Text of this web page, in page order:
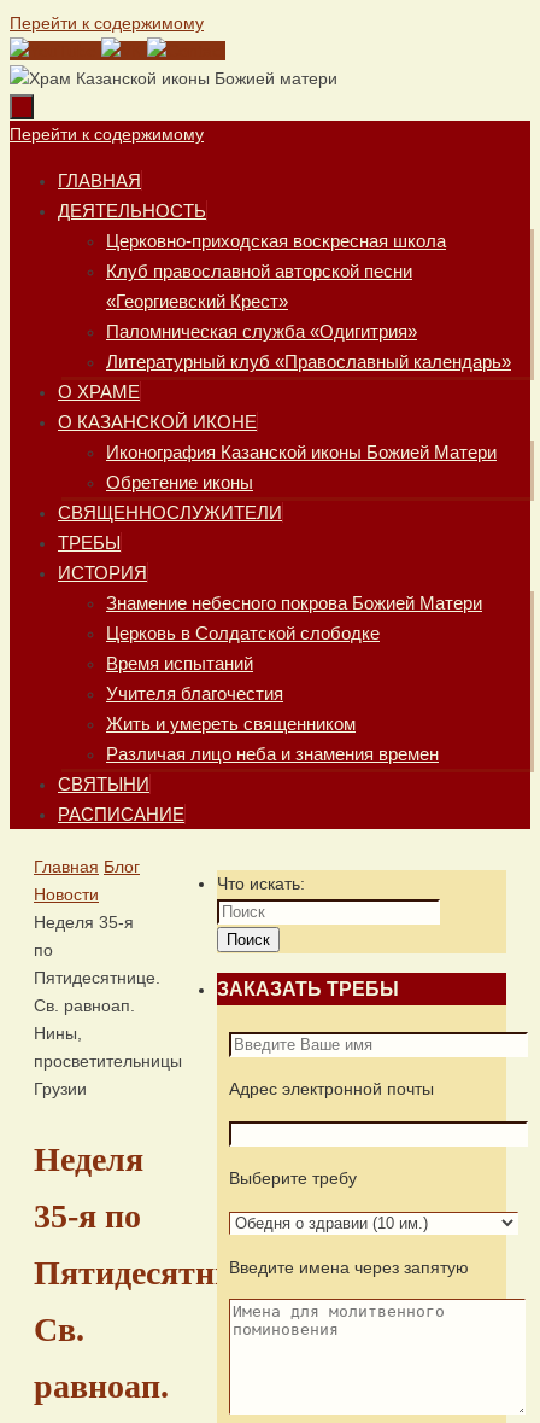
Перейти к содержимому
Перейти к содержимому
ГЛАВНАЯ
ДЕЯТЕЛЬНОСТЬ
Церковно-приходская воскресная школа
Клуб православной авторской песни
«Георгиевский Крест»
Паломническая служба «Одигитрия»
Литературный клуб «Православный календарь»
О ХРАМЕ
О КАЗАНСКОЙ ИКОНЕ
Иконография Казанской иконы Божией Матери
Обретение иконы
СВЯЩЕННОСЛУЖИТЕЛИ
ТРЕБЫ
ИСТОРИЯ
Знамение небесного покрова Божией Матери
Церковь в Солдатской слободке
Время испытаний
Учителя благочестия
Жить и умереть священником
Различая лицо неба и знамения времен
СВЯТЫНИ
РАСПИСАНИЕ
Главная Блог
Новости
Неделя 35-я
по
Пятидесятнице.
Св. равноап.
Нины,
просветительницы
Грузии
Неделя
35-я по
Пятидесятнице.
Св.
равноап.
Что искать:
Поиск
ЗАКАЗАТЬ ТРЕБЫ
Адрес электронной почты
Выберите требу
Введите имена через запятую